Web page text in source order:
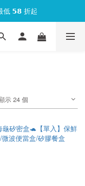
元❕
低 𝟱𝟴 折起
元❕
示 24 個